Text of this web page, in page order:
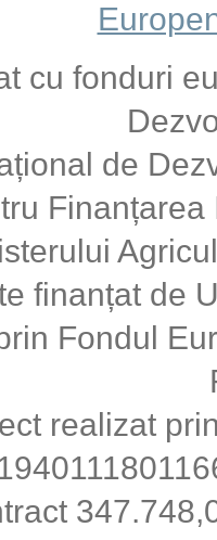
cu fonduri
de
finanțat de
Fondul
realizat